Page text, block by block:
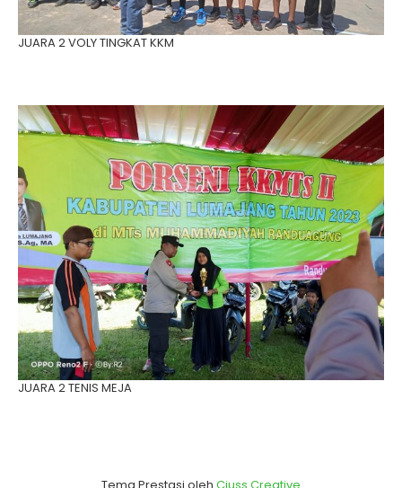
JUARA 2 VOLY TINGKAT KKM
JUARA 2 TENIS MEJA